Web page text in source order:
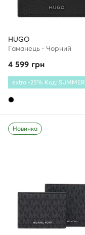
HUGO
Гаманець · Чорний
4 599 грн
extra -25% Код: SUMMER
Новинка